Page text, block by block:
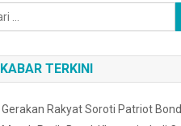
KABAR TERKINI
Gerakan Rakyat Soroti Patriot